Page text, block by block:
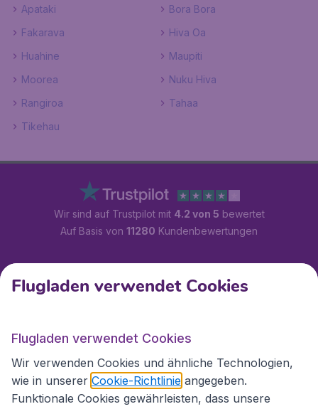
Apataki
Bora Bora
Fakarava
Hiva Oa
Huahine
Maupiti
Moorea
Nuku Hiva
Rangiroa
Tahaa
Tikehau
Wir sind auf Trustpilot mit 4.2 von 5 bewertet
Auf Basis von 11280 Kundenbewertungen
Kundenservice
Flugladen.at
Internationale Webseiten
Flugladen verwendet Cookies
Flugladen verwendet Cookies
Wir verwenden Cookies und ähnliche Technologien,
wie in unserer Cookie-Richtlinie angegeben.
Funktionale Cookies gewährleisten, dass unsere